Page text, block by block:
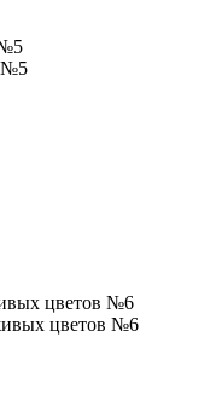
№5
№5
цветов №6
цветов №6
цветов №6